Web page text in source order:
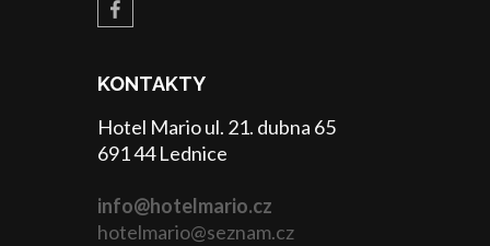
KONTAKTY
Hotel Mario ul. 21. dubna 65
691 44 Lednice
info@hotelmario.cz
hotelmario@seznam.cz